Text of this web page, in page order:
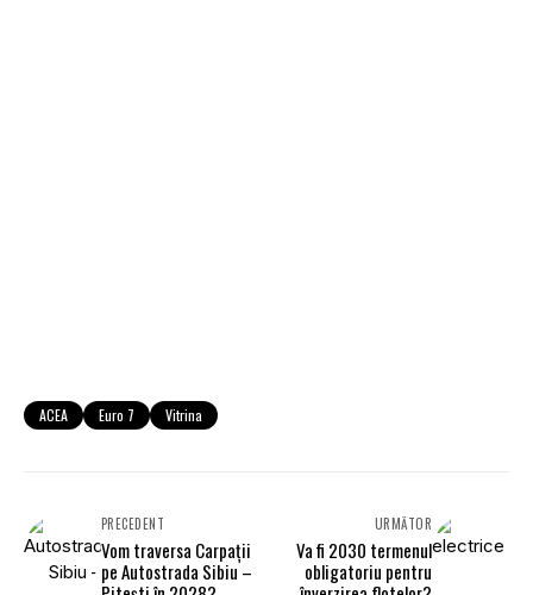
ACEA Euro 7 Vitrina
PRECEDENT
Vom traversa Carpații
pe Autostrada Sibiu –
URMĂTOR
Va fi 2030 termenul
obligatoriu pentru